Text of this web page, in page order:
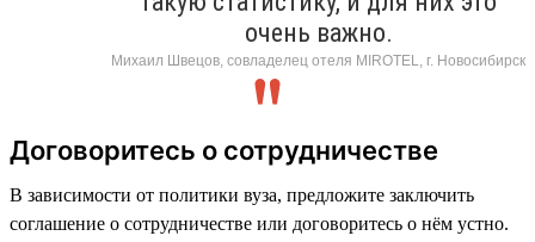
очень важно.
Михаил Швецов, совладелец отеля MIROTEL, г. Новосибирск
Договоритесь о сотрудничестве
В зависимости от политики вуза, предложите заключить
соглашение о сотрудничестве или договоритесь о нём устно.